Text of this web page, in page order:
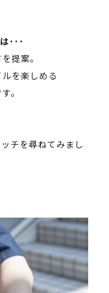
･･･
提案。
を楽しめる
。
チを尋ねてみまし